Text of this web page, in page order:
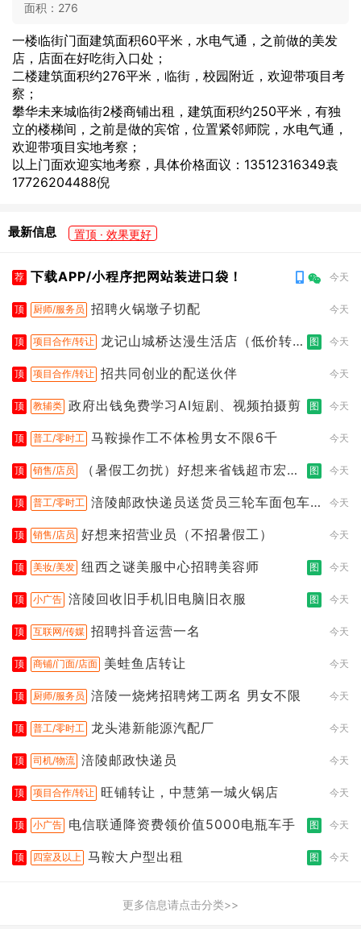
面积： 276
一楼临街门面建筑面积60平米，水电气通，之前做的美发
店，店面在好吃街入口处；
二楼建筑面积约276平米，临街，校园附近，欢迎带项目考
察；
攀华未来城临街2楼商铺出租，建筑面积约250平米，有独
立的楼梯间，之前是做的宾馆，位置紧邻师院，水电气通，
欢迎带项目实地考察；
以上门面欢迎实地考察，具体价格面议：13512316349袁
17726204488倪
最新信息 置顶 · 效果更好
荐 下载APP/小程序把网站装进口袋！ 今天
顶 厨师/服务员 招聘火锅墩子切配 今天
顶 项目合作/转让 龙记山城桥达漫生活店（低价转
图 今天
顶 项目合作/转让 招共同创业的配送伙伴 今天
顶 教辅类 政府出钱免费学习AI短剧、视频拍摄剪 图 今天
顶 普工/零时工 马鞍操作工不体检男女不限6千 今天
顶 销售/店员
（暑假工勿扰）好想来省钱超市宏声
图 今天
顶 普工/零时工 涪陵邮政快递员送货员三轮车面包车
今天
顶 销售/店员 好想来招营业员（不招暑假工） 今天
顶 美妆/美发 纽西之谜美服中心招聘美容师 图 今天
顶 小广告 涪陵回收旧手机旧电脑旧衣服 图 今天
顶 互联网/传媒 招聘抖音运营一名 今天
顶 商铺/门面/店面 美蛙鱼店转让 今天
顶 厨师/服务员 涪陵一烧烤招聘烤工两名 男女不限 今天
顶 普工/零时工 龙头港新能源汽配厂 今天
顶 司机/物流 涪陵邮政快递员 今天
顶 项目合作/转让 旺铺转让，中慧第一城火锅店 今天
顶 小广告 电信联通降资费领价值5000电瓶车手 图 今天
顶 四室及以上 马鞍大户型出租 图 今天
更多信息请点击分类>>